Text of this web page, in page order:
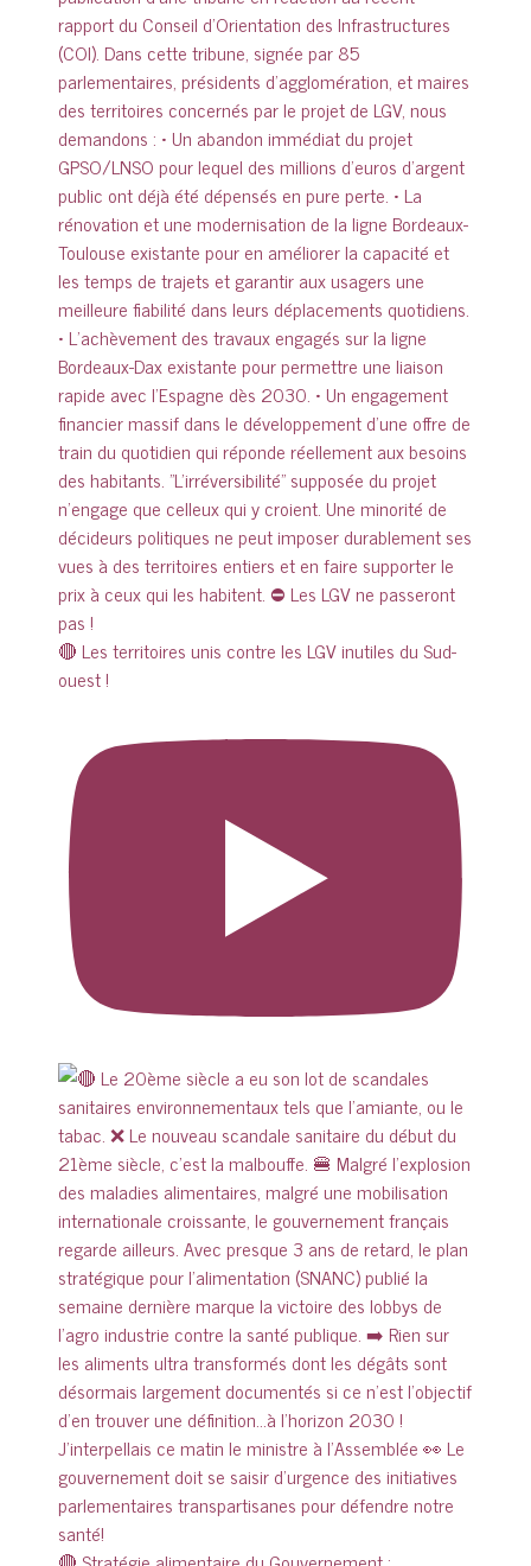
🔴 Les territoires unis contre les LGV inutiles du Sud-
ouest !